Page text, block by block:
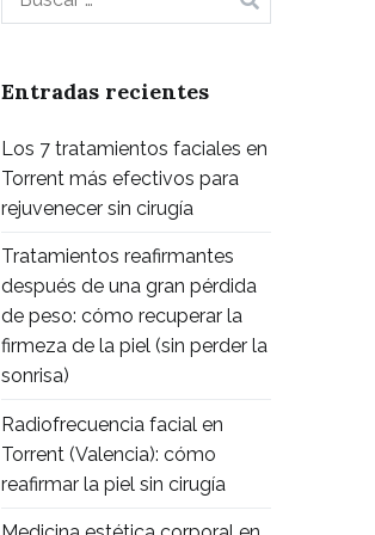
Entradas recientes
Los 7 tratamientos faciales en
Torrent más efectivos para
rejuvenecer sin cirugía
Tratamientos reafirmantes
después de una gran pérdida
de peso: cómo recuperar la
firmeza de la piel (sin perder la
sonrisa)
Radiofrecuencia facial en
Torrent (Valencia): cómo
reafirmar la piel sin cirugía